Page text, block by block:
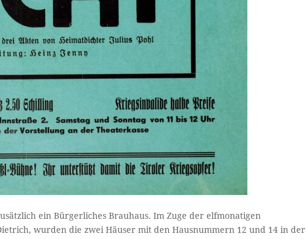
ein Bürgerliches Brauhaus. Im Zuge der elfmonatigen
wurden die zwei Häuser mit den Hausnummern 12 und 14 in der